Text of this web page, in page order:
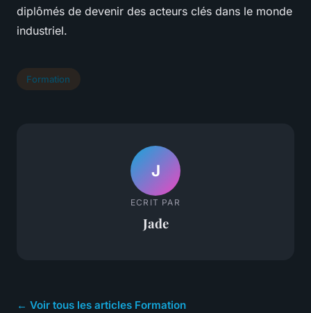
diplômés de devenir des acteurs clés dans le monde
industriel.
Formation
J
ECRIT PAR
Jade
← Voir tous les articles Formation